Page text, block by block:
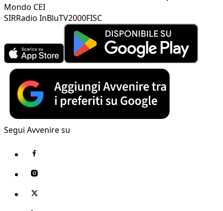
Mondo CEI
SIRRadio InBluTV2000FISC
Segui Avvenire su